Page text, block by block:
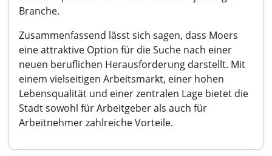
Branche.
Zusammenfassend lässt sich sagen, dass Moers
eine attraktive Option für die Suche nach einer
neuen beruflichen Herausforderung darstellt. Mit
einem vielseitigen Arbeitsmarkt, einer hohen
Lebensqualität und einer zentralen Lage bietet die
Stadt sowohl für Arbeitgeber als auch für
Arbeitnehmer zahlreiche Vorteile.